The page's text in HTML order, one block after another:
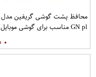
GN pl مناسب برای گوشی موبایل
۰